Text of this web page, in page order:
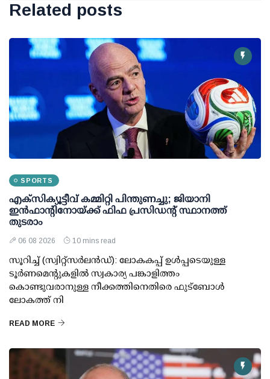
Related posts
SPORTS
എക്സിക്യൂട്ടീവ് കമ്മിറ്റി പിന്തുണച്ചു; ജിയാനി
ഇന്‍ഫാന്റിനോയ്ക്ക് ഫിഫ പ്രസിഡന്റ് സ്ഥാനത്ത്
തുടരാം
06 08 2026 10 mins read
സൂറിച്ച് (സ്വിറ്റ്‌സര്‍ലന്‍ഡ്): ലോകകപ്പ് ഉള്‍പ്പടെയുള്ള
ടൂര്‍ണമെന്റുകളില്‍ സ്വകാര്യ പങ്കാളിത്തം
കൊണ്ടുവരാനുള്ള നീക്കത്തിനെതിരെ ഫുട്ബോള്‍
ലോകത്ത് നി
READ MORE